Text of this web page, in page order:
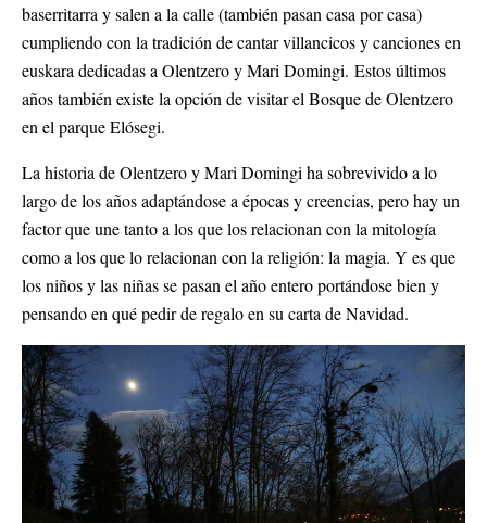
baserritarra y salen a la calle (también pasan casa por casa)
cumpliendo con la tradición de cantar villancicos y canciones en
euskara dedicadas a Olentzero y Mari Domingi. Estos últimos
años también existe la opción de visitar el Bosque de Olentzero
en el parque Elósegi.
La historia de Olentzero y Mari Domingi ha sobrevivido a lo
largo de los años adaptándose a épocas y creencias, pero hay un
factor que une tanto a los que los relacionan con la mitología
como a los que lo relacionan con la religión: la magia. Y es que
los niños y las niñas se pasan el año entero portándose bien y
pensando en qué pedir de regalo en su carta de Navidad.